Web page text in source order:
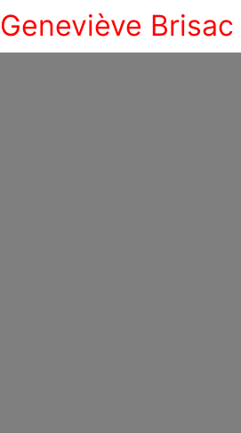
Geneviève Brisac